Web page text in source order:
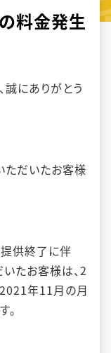
料金発生
誠にありがとう
ただいたお客様
供終了に伴
たお客様は、2
年11月の月